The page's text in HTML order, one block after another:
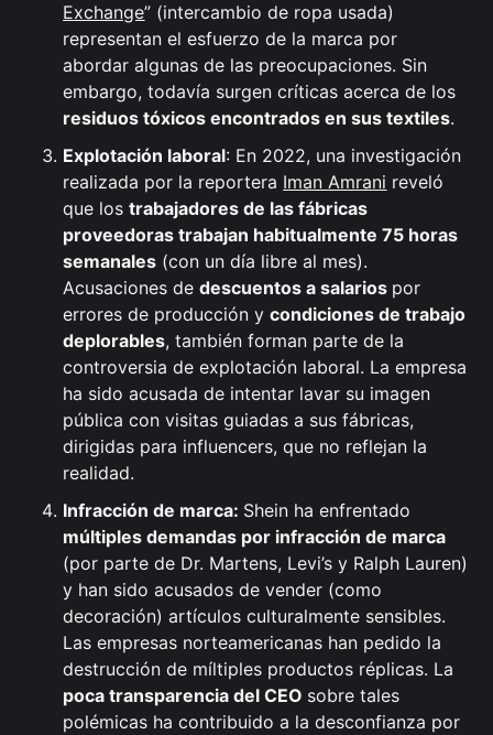
Exchange” (intercambio de ropa usada)
representan el esfuerzo de la marca por
abordar algunas de las preocupaciones. Sin
embargo, todavía surgen críticas acerca de los
residuos tóxicos encontrados en sus textiles.
Explotación laboral: En 2022, una investigación
realizada por la reportera Iman Amrani reveló
que lostrabajadores de las fábricas
proveedoras trabajan habitualmente 75 horas
semanales (con un día libre al mes).
Acusaciones dedescuentos a salarios por
errores de producción ycondiciones de trabajo
deplorables, también forman parte de la
controversia de explotación laboral. La empresa
ha sido acusada de intentar lavar su imagen
pública con visitas guiadas a sus fábricas,
dirigidas para influencers, que no reflejan la
realidad.
Infracción de marca: Shein ha enfrentado
múltiples demandas por infracción de marca
(por parte de Dr. Martens, Levi’s y Ralph Lauren)
y han sido acusados de vender (como
decoración) artículos culturalmente sensibles.
Las empresas norteamericanas han pedido la
destrucción de míltiples productos réplicas. La
poca transparencia del CEO sobre tales
polémicas ha contribuido a la desconfianza por